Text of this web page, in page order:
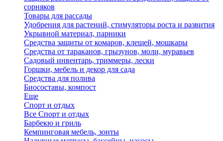
сорняков
Товары для рассады
Удобрения для растений, стимуляторы роста и развития
Укрывной материал, парники
Средства защиты от комаров, клещей, мошкары
Средства от тараканов, грызунов, моли, муравьев
Садовый инвентарь, триммеры, лески
Горшки, мебель и декор для сада
Средства для полива
Биосоставы, компост
Еще
Спорт и отдых
Все Спорт и отдых
Барбекю и гриль
Кемпинговая мебель, зонты